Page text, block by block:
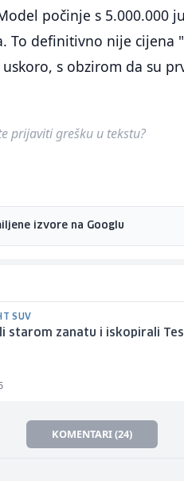
počinje s 5.000.000
To definitivno nije cijena
s obzirom da su
prijaviti grešku u tekstu?
izvore na Googlu
SUV
starom zanatu i iskopirali
KOMENTARI (24)